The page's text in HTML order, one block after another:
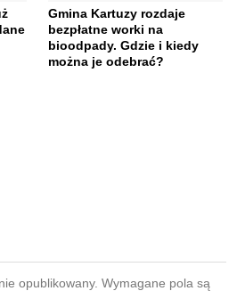
Gmina Kartuzy rozdaje
bezpłatne worki na
bioodpady. Gdzie i kiedy
można je odebrać?
opublikowany. Wymagane pola są